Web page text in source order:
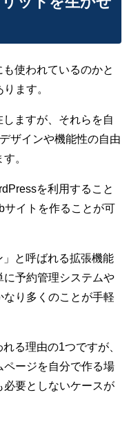
使われているのかと
ます。
ますが、それらを自
ザインや機能性の自由
。
を利用すること
サイトを作ることが可
と呼ばれる拡張機能
予約管理システムや
り多くのことが手軽
る理由の1つですが、
ージを自分で作る場
要としないケースが